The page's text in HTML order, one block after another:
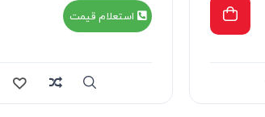
استعلام قیمت
Compare